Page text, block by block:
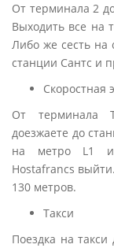
От терминала 2
Выходить все на
Либо же сесть на
станции Сантс и
Скоростная
От терминала
доезжаете до
на метро L1 и
Hostafrancs
130 метров.
Такси
Поездка на